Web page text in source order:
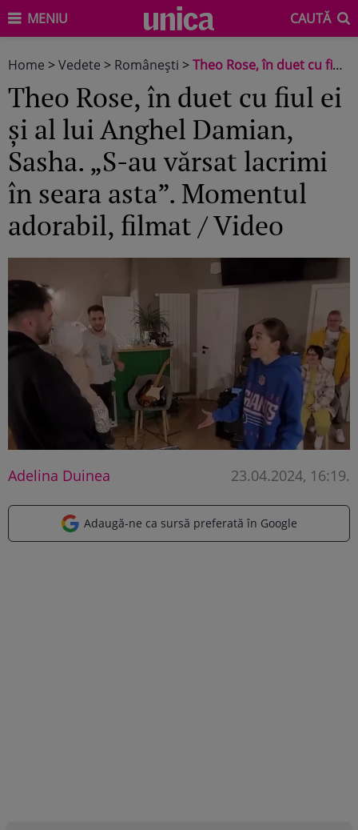
MENIU CAUTĂ
Home >Vedete > Româneşti >Theo Rose, în duet cu fiul ei și al lui Anghel Damian, Sasha. „S-au vărsat lacrimi în seara asta”. Momentul adorabil, filmat / Video
Theo Rose, în duet cu fiul ei
și al lui Anghel Damian,
Sasha. „S-au vărsat lacrimi
în seara asta”. Momentul
adorabil, filmat / Video
Adelina Duinea 23.04.2024, 16:19.
Adaugă-ne ca sursă preferată în Google